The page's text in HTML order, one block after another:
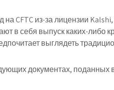
CFTC из-за лицензии
в себя выпуск каких-либо
выглядеть
документах,